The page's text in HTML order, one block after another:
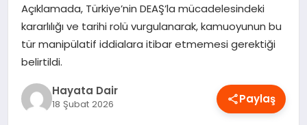
OYUN
RÜYA TABIRLERI
SAĞLIK
Açıklamada, Türkiye’nin DEAŞ’la mücadelesindeki
kararlılığı ve tarihi rolü vurgulanarak, kamuoyunun bu
tür manipülatif iddialara itibar etmemesi gerektiği
belirtildi.
Hayata Dair
18 Şubat 2026 Paylaş